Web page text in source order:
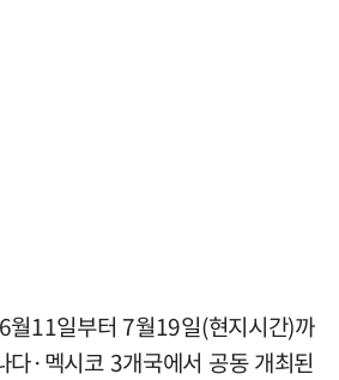
월11일부터 7월19일(현지시간)까
·멕시코 3개국에서 공동 개최된